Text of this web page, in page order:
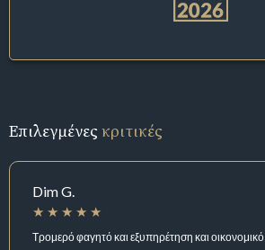
Επιλεγμένεςκριτικές
Dim G.
Τρομερό φαγητό και εξυπηρέτηση και οικονομικό